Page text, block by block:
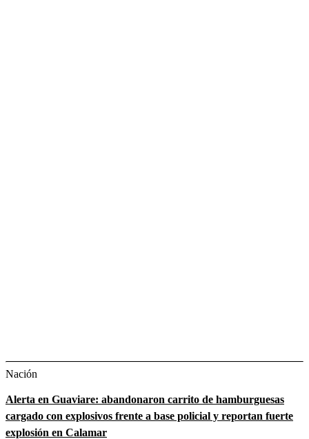
Nación
Alerta en Guaviare: abandonaron carrito de hamburguesas
cargado con explosivos frente a base policial y reportan fuerte
explosión en Calamar